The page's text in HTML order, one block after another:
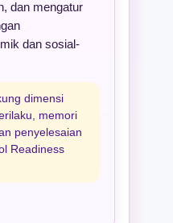
dan mengatur
dan sosial-
dimensi
memori
penyelesaian
Readiness